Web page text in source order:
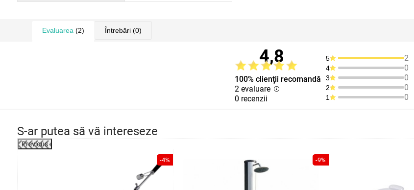
Evaluarea (2) Întrebări (0)
4,8
100% clienţii recomandă
2 evaluare
0 recenzii
5 2
4 0
3 0
2 0
1 0
S-ar putea să vă intereseze
Previous
-4% -9%